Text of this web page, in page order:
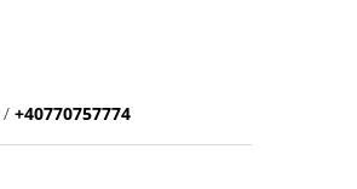
/ +40770757774